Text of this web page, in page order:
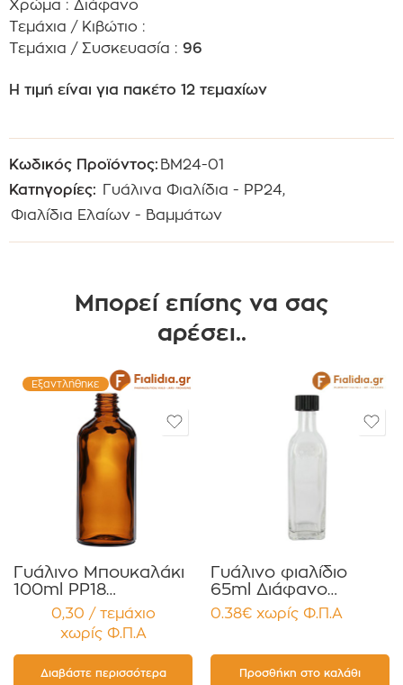
Χρώμα : Διάφανο
Τεμάχια / Κιβώτιο :
Τεμάχια / Συσκευασία : 96
Η τιμή είναι για πακέτο 12 τεμαχίων
Κωδικός Προϊόντος: BM24-01
Κατηγορίες: Γυάλινα Φιαλίδια - PP24,
Φιαλίδια Ελαίων - Βαμμάτων
Μπορεί επίσης να σας
αρέσει..
Εξαντλήθηκε
Γυάλινο Μπουκαλάκι
100ml PP18
Καραμελέ για
Αιθέρια Έλαια ,
Βάμματα , Αρώματα
Συσκευασία 12
τεμαχίων
0,30 / τεμάχιο
χωρίς Φ.Π.Α
Διαβάστε περισσότερα
Γυάλινο φιαλίδιο
65ml Διάφανο
Τετράγωνο
MARASCA με Καπάκι
Βάμματα κοκ
0.38€ χωρίς Φ.Π.Α
Προσθήκη στο καλάθι